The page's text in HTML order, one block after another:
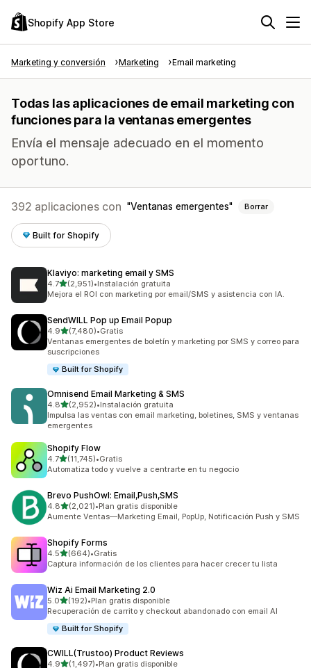
Shopify App Store
Marketing y conversión Marketing Email marketing
Todas las aplicaciones de email marketing con
funciones para la ventanas emergentes
Envía el mensaje adecuado en el momento
oportuno.
392 aplicaciones con Ventanas emergentes Borrar
Built for Shopify
Klaviyo: marketing email y SMS
4.7de 5 estrellas
(2,951)
2951 reseñas en total
•Instalación gratuita
Mejora el ROI con marketing por email/SMS y asistencia con IA.
SendWILL Pop up Email Popup
4.9de 5 estrellas
(7,480)
7480 reseñas en total
•Gratis
Ventanas emergentes de boletín y marketing por SMS y correo para
suscripciones
Built for Shopify
Omnisend Email Marketing & SMS
4.8de 5 estrellas
(2,952)
2952 reseñas en total
•Instalación gratuita
Impulsa las ventas con email marketing, boletines, SMS y ventanas
emergentes
Shopify Flow
4.7de 5 estrellas
(11,745)
11745 reseñas en total
•Gratis
Automatiza todo y vuelve a centrarte en tu negocio
Brevo PushOwl: Email,Push,SMS
4.8de 5 estrellas
(2,021)
2021 reseñas en total
•Plan gratis disponible
Aumente Ventas—Marketing Email, PopUp, Notificación Push y SMS
Shopify Forms
4.5de 5 estrellas
(664)
664 reseñas en total
•Gratis
Captura información de los clientes para hacer crecer tu lista
Wiz Ai Email Marketing 2.0
5.0de 5 estrellas
(192)
192 reseñas en total
•Plan gratis disponible
Recuperación de carrito y checkout abandonado con email AI
Built for Shopify
CWILL(Trustoo) Product Reviews
4.9de 5 estrellas
(1,497)•Plan gratis disponible